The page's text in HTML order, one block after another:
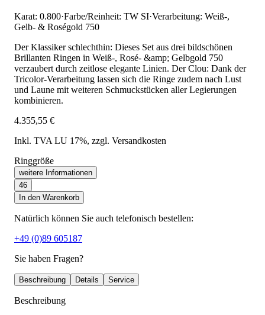
Karat: 0.800·Farbe/Reinheit: TW SI·Verarbeitung: Weiß-,
Gelb- & Roségold 750
Der Klassiker schlechthin: Dieses Set aus drei bildschönen
Brillanten Ringen in Weiß-, Rosé- &amp; Gelbgold 750
verzaubert durch zeitlose elegante Linien. Der Clou: Dank der
Tricolor-Verarbeitung lassen sich die Ringe zudem nach Lust
und Laune mit weiteren Schmuckstücken aller Legierungen
kombinieren.
4.355,55 €
Inkl. TVA LU 17%, zzgl. Versandkosten
Ringgröße
weitere Informationen
46
In den Warenkorb
Natürlich können Sie auch telefonisch bestellen:
+49 (0)89 605187
Sie haben Fragen?
Beschreibung Details Service
Beschreibung